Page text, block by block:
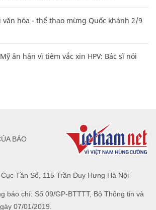
hóa - thể thao mừng Quốc khánh 2/9
ân hận vì tiêm vắc xin HPV: Bác sĩ nói
Tần Số, 115 Trần Duy Hưng Hà Nội
báo chí: Số 09/GP-BTTTT, Bộ Thông tin và
07/01/2019.
BÁO